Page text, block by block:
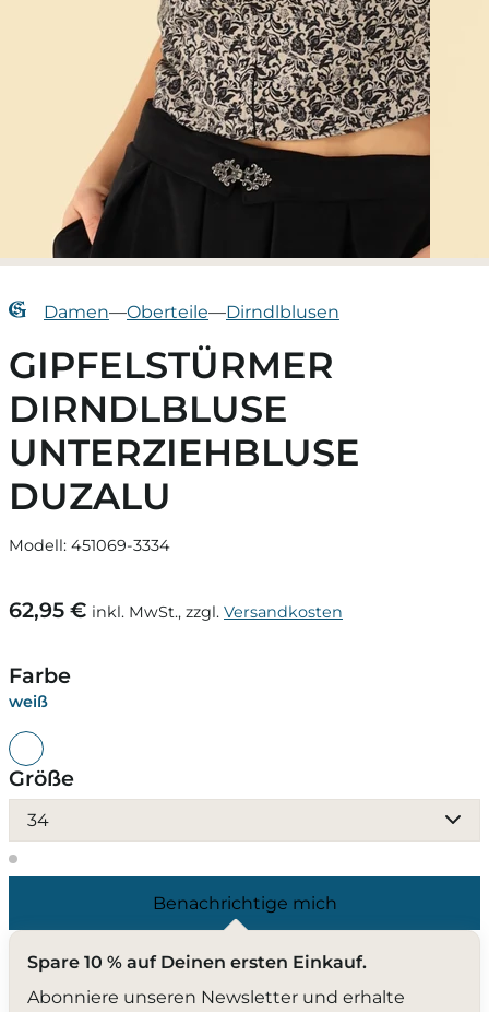
Damen—Oberteile—Dirndlblusen
GIPFELSTÜRMER
DIRNDLBLUSE
UNTERZIEHBLUSE
DUZALU
Modell: 451069-3334
62,95 € inkl. MwSt., zzgl. Versandkosten
Farbe
weiß
Größe
34
Benachrichtige mich
Spare 10 % auf Deinen ersten Einkauf.
Abonniere unseren Newsletter und erhalte